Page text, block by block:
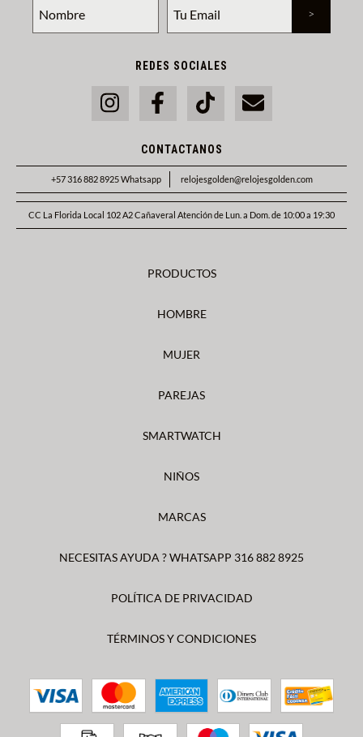
REDES SOCIALES
CONTACTANOS
+57 316 882 8925 Whatsapp relojesgolden@relojesgolden.com
CC La Florida Local 102 A2 Cañaveral Atención de Lun. a Dom. de 10:00 a 19:30
PRODUCTOS
HOMBRE
MUJER
PAREJAS
SMARTWATCH
NIÑOS
MARCAS
NECESITAS AYUDA ? WHATSAPP 316 882 8925
POLÍTICA DE PRIVACIDAD
TÉRMINOS Y CONDICIONES